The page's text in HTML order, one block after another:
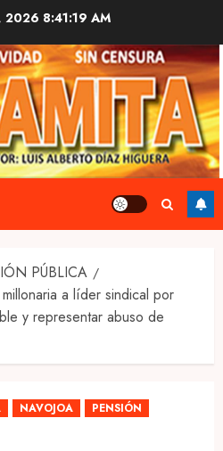
2026 8:41:20 AM
PÚBLICA
a líder sindical por
y representar abuso de
NAVOJOA
PENSIÓN